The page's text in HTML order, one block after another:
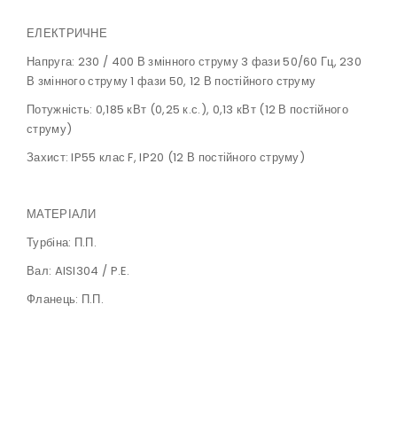
ЕЛЕКТРИЧНЕ
Напруга: 230 / 400 В змінного струму 3 фази 50/60 Гц, 230
В змінного струму 1 фази 50, 12 В постійного струму
Потужність: 0,185 кВт (0,25 к.с.), 0,13 кВт (12 В постійного
струму)
Захист: IP55 клас F, IP20 (12 В постійного струму)
МАТЕРІАЛИ
Турбіна: П.П.
Вал: AISI304 / P.E.
Фланець: П.П.